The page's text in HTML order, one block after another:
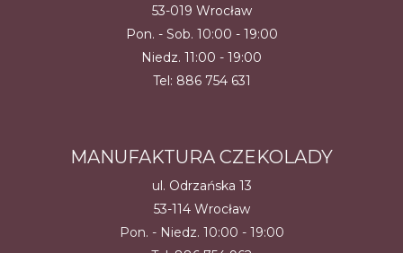
53-019 Wrocław
Pon. - Sob. 10:00 - 19:00
Niedz. 11:00 - 19:00
Tel: 886 754 631
MANUFAKTURA CZEKOLADY
ul. Odrzańska 13
53-114 Wrocław
Pon. - Niedz. 10:00 - 19:00